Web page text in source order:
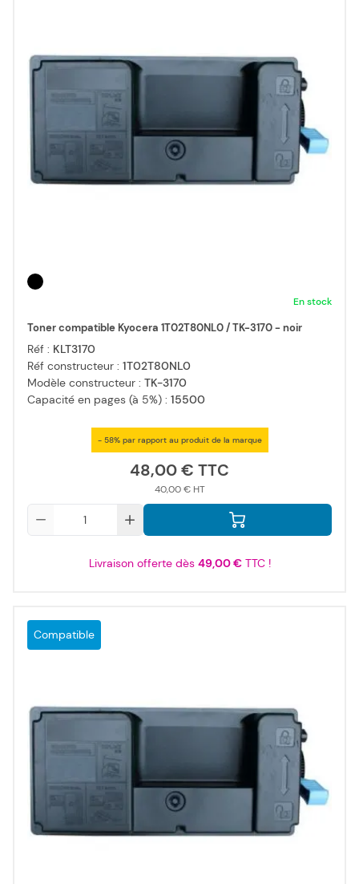
En stock
Toner compatible Kyocera 1T02T80NL0 / TK-3170 - noir
Réf : KLT3170
Réf constructeur : 1T02T80NL0
Modèle constructeur : TK-3170
Capacité en pages (à 5%) : 15500
- 58% par rapport au produit de la marque
48,00 €
40,00 €
Livraison offerte dès 49,00 €TTC !
Compatible